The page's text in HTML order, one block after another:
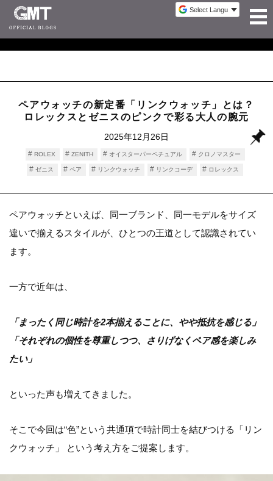
ペアウォッチの新定番「リンクウォッチ」とは？
ロレックスとゼニスのピンクで彩る大人の腕元
2025年12月26日
ROLEX ZENITH オイスターパーペチュアル クロノマスター
ゼニス ペア リンクウォッチ リンクコーデ ロレックス
ペアウォッチといえば、同一ブランド、同一モデルをサイズ
違いで揃えるスタイルが、ひとつの王道として認識されてい
ます。
一方で近年は、
「まったく同じ時計を2本揃えることに、やや抵抗を感じる」
「それぞれの個性を尊重しつつ、さりげなくペア感を楽しみ
たい」
といった声も増えてきました。
そこで今回は“色”という共通項で時計同士を結びつける「リン
クウォッチ」 という考え方をご提案します。